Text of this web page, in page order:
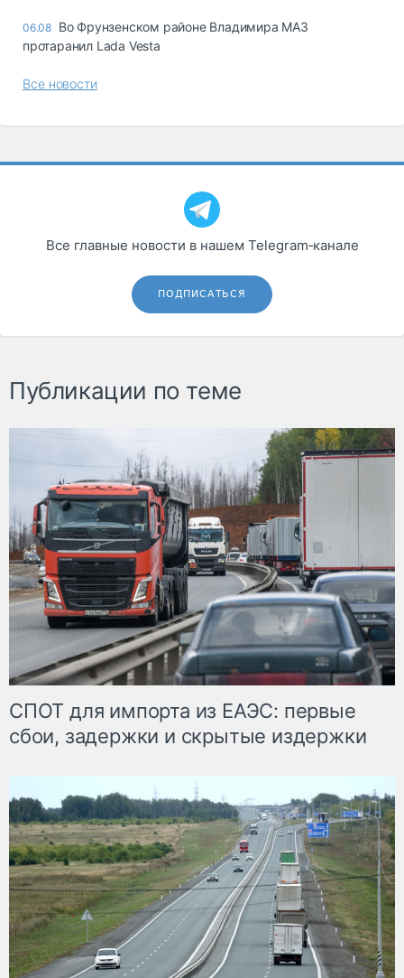
06.08 Во Фрунзенском районе Владимира МАЗ
протаранил Lada Vesta
Все новости
Все главные новости в нашем Telegram‑канале
ПОДПИСАТЬСЯ
Публикации по теме
СПОТ для импорта из ЕАЭС: первые
сбои, задержки и скрытые издержки